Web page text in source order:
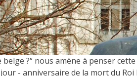
belge ?“ nous amène à penser
- anniversaire de la mort du Roi